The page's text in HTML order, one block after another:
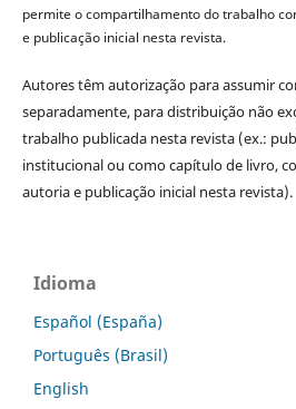
permite o compartilhamento do trabalho
e publicação inicial nesta revista.
Autores têm autorização para assumir
separadamente, para distribuição não
trabalho publicada nesta revista (ex.:
institucional ou como capítulo de livro,
autoria e publicação inicial nesta revista).
Idioma
Español (España)
Português (Brasil)
English